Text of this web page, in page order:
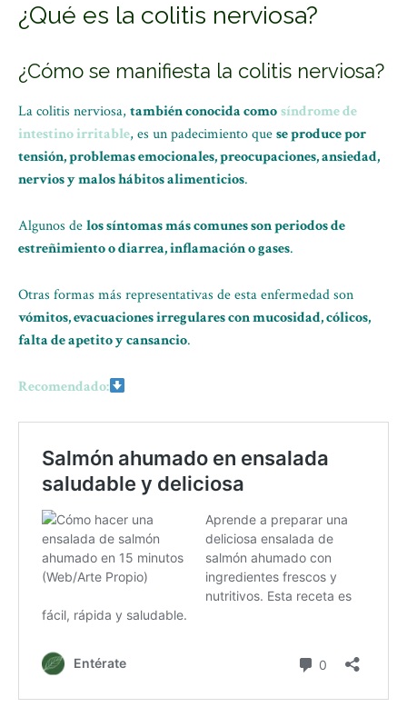
¿Qué es la colitis nerviosa?
¿Cómo se manifiesta la colitis nerviosa?
La colitis nerviosa, también conocida comosíndrome de
intestino irritable, es un padecimiento quese produce por
tensión, problemas emocionales, preocupaciones, ansiedad,
nervios y malos hábitos alimenticios.
Algunos delos síntomas más comunes son periodos de
estreñimiento o diarrea, inflamación o gases.
Otras formas más representativas de esta enfermedad son
vómitos, evacuaciones irregulares con mucosidad, cólicos,
falta de apetito y cansancio.
Recomendado: